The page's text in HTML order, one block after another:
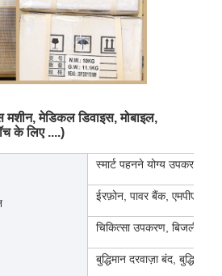
मेडिकल डिवाइस, मोबाइल,
के लिए ....)
स्मार्ट पहनने योग्य उपकरण,
ईरफ़ोन, पावर बैंक, एमपीएस,
चिकित्सा उपकरण, बिजली के
बुद्धिमान दरवाज़ा बंद,